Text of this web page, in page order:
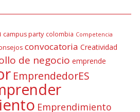
campus party colombia Competencia
convocatoria Creatividad
de negocio emprende
EmprendedorES
Emprendimiento